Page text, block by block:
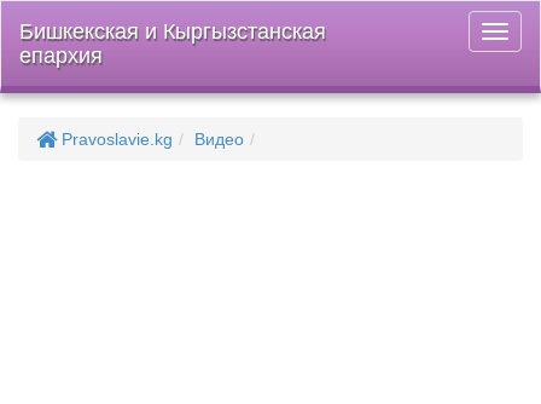
меню
Бишкекская и Кыргызстанская
епархия
Pravoslavie.kg Видео